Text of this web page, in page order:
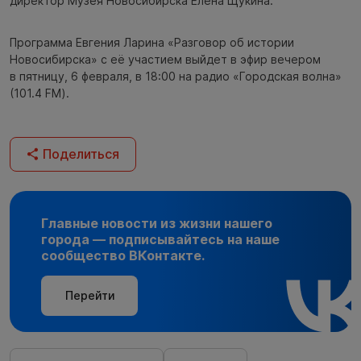
Программа Евгения Ларина «Разговор об истории
Новосибирска» с её участием выйдет в эфир вечером
в пятницу, 6 февраля, в 18:00 на радио «Городская волна»
(101.4 FM).
Поделиться
Главные новости из жизни нашего
города — подписывайтесь на наше
сообщество ВКонтакте.
Перейти